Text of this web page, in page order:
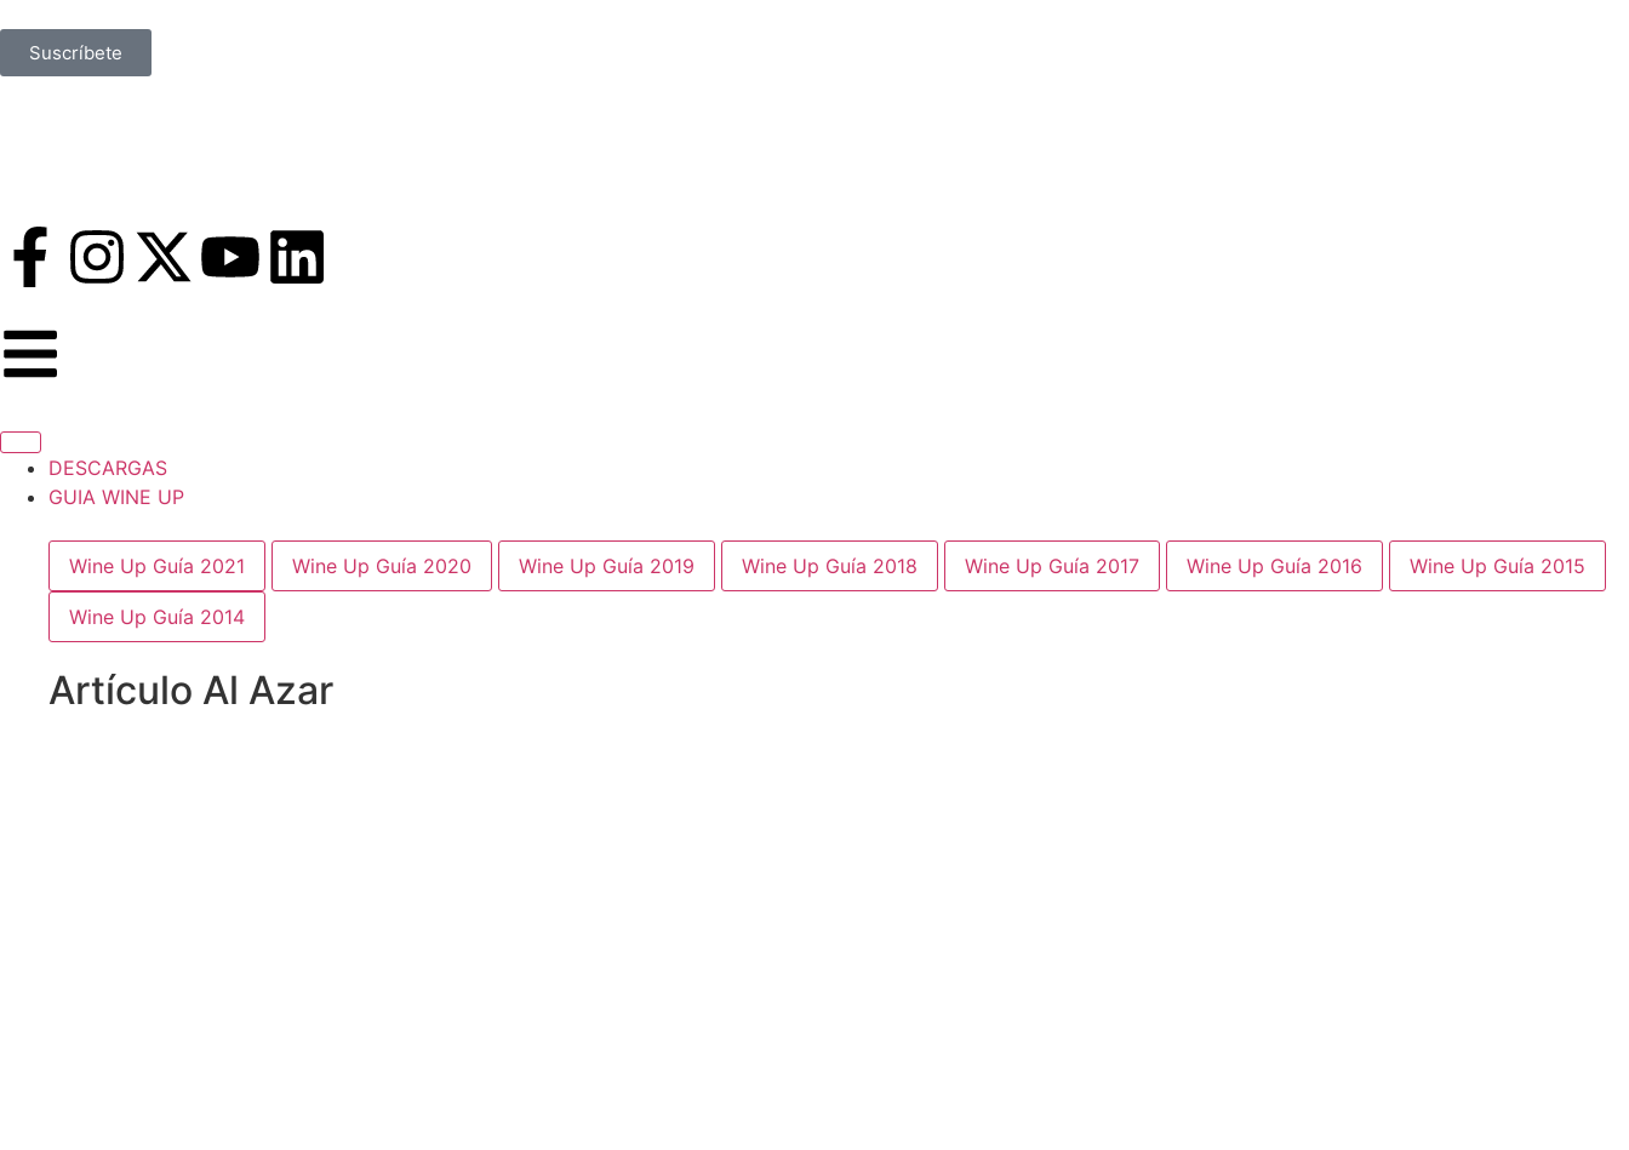
Suscríbete
DESCARGAS
GUIA WINE UP
Wine Up Guía 2021 Wine Up Guía 2020 Wine Up Guía 2019 Wine Up Guía 2018 Wine Up Guía 2017 Wine Up Guía 2016 Wine Up Guía 2015
Wine Up Guía 2014
Artículo Al Azar